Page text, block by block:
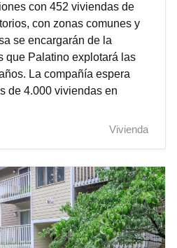
con 452 viviendas de
con zonas comunes y
se encargarán de la
que Palatino explotará las
La compañía espera
de 4.000 viviendas en
Vivienda